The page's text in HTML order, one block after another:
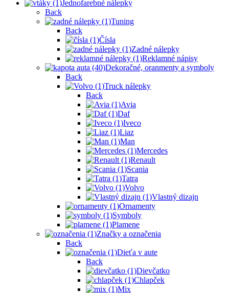
Jednofarebné nálepky
Back
Tuning
Back
Čísla
Zadné nálepky
Reklamné nápisy
Dekoračné, oranmenty a symboly
Back
Truck nálepky
Back
Avia
Daf
Iveco
Liaz
Man
Mercedes
Renault
Scania
Tatra
Volvo
Vlastný dizajn
Ornamenty
Symboly
Plamene
Značky a označenia
Back
Dieťa v aute
Back
Dievčatko
Chlapček
Mix